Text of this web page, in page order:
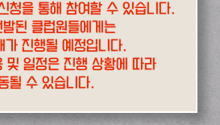
청을 통해 참여할 수 있습니다.
된 클럽원들에게는
가 진행될 예정입니다.
및 일정은 진행 상황에 따라
될 수 있습니다.